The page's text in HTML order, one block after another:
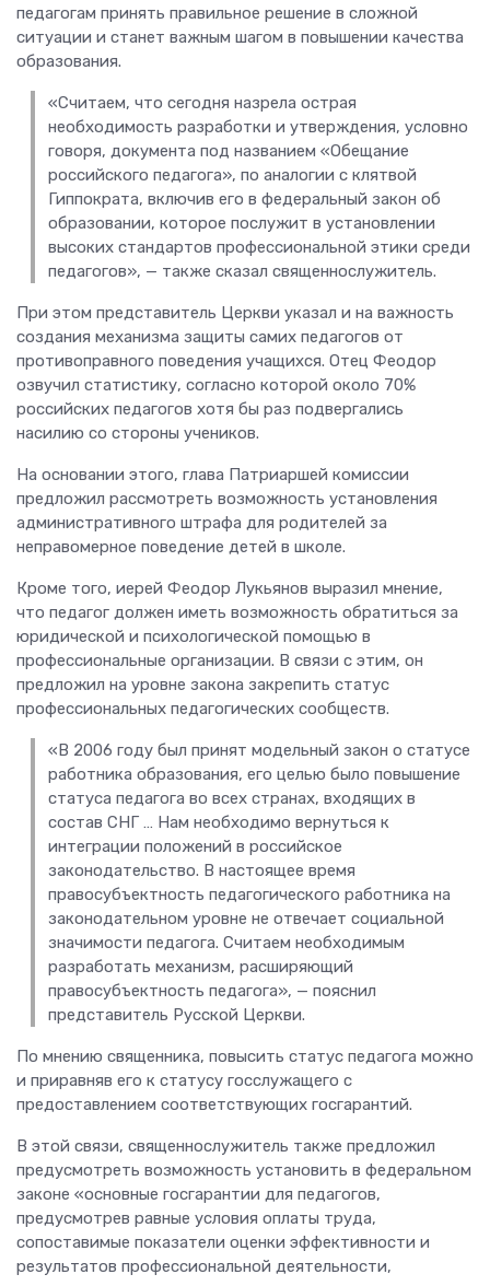
педагогам принять правильное решение в сложной
ситуации и станет важным шагом в повышении качества
образования.
«Считаем, что сегодня назрела острая
необходимость разработки и утверждения, условно
говоря, документа под названием «Обещание
российского педагога», по аналогии с клятвой
Гиппократа, включив его в федеральный закон об
образовании, которое послужит в установлении
высоких стандартов профессиональной этики среди
педагогов», — также сказал священнослужитель.
При этом представитель Церкви указал и на важность
создания механизма защиты самих педагогов от
противоправного поведения учащихся. Отец Феодор
озвучил статистику, согласно которой около 70%
российских педагогов хотя бы раз подвергались
насилию со стороны учеников.
На основании этого, глава Патриаршей комиссии
предложил рассмотреть возможность установления
административного штрафа для родителей за
неправомерное поведение детей в школе.
Кроме того, иерей Феодор Лукьянов выразил мнение,
что педагог должен иметь возможность обратиться за
юридической и психологической помощью в
профессиональные организации. В связи с этим, он
предложил на уровне закона закрепить статус
профессиональных педагогических сообществ.
«В 2006 году был принят модельный закон о статусе
работника образования, его целью было повышение
статуса педагога во всех странах, входящих в
состав СНГ … Нам необходимо вернуться к
интеграции положений в российское
законодательство. В настоящее время
правосубъектность педагогического работника на
законодательном уровне не отвечает социальной
значимости педагога. Считаем необходимым
разработать механизм, расширяющий
правосубъектность педагога», — пояснил
представитель Русской Церкви.
По мнению священника, повысить статус педагога можно
и приравняв его к статусу госслужащего с
предоставлением соответствующих госгарантий.
В этой связи, священнослужитель также предложил
предусмотреть возможность установить в федеральном
законе «основные госгарантии для педагогов,
предусмотрев равные условия оплаты труда,
сопоставимые показатели оценки эффективности и
результатов профессиональной деятельности,